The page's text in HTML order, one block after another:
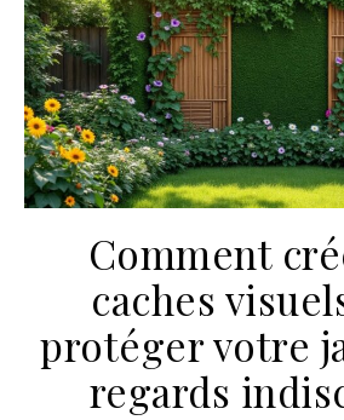
Comment
caches
protéger votre
regards